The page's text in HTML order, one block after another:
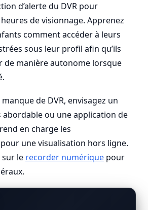
d’alerte du DVR pour
de visionnage. Apprenez
comment accéder à leurs
sous leur profil afin qu’ils
de manière autonome lorsque
de DVR, envisagez un
ou une application de
en charge les
une visualisation hors ligne.
sur le recorder numérique pour